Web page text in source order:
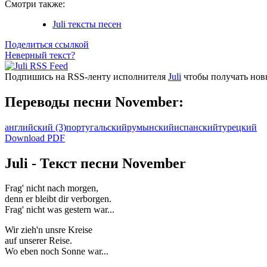
Смотри также:
Juli тексты песен
Поделиться ссылкой
Неверный текст?
Подпишись на RSS-ленту исполнителя Juli чтобы получать
Переводы песни November:
английский (3)португальскийрумынскийиспанскийтурецкий
Download PDF
Juli - Текст песни November
Frag' nicht nach morgen,
denn er bleibt dir verborgen.
Frag' nicht was gestern war...
Wir zieh'n unsre Kreise
auf unserer Reise.
Wo eben noch Sonne war...